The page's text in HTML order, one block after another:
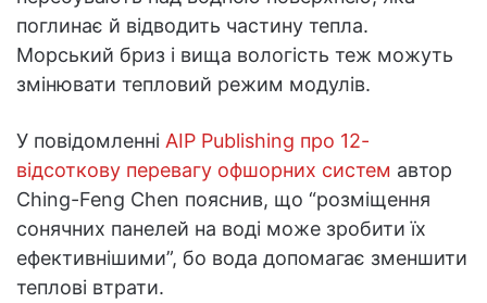
поглинає й відводить частину тепла.
Морський бриз і вища вологість теж можуть
змінювати тепловий режим модулів.
У повідомленні AIP Publishing про 12-
відсоткову перевагу офшорних систем автор
Ching-Feng Chen пояснив, що “розміщення
сонячних панелей на воді може зробити їх
ефективнішими”, бо вода допомагає зменшити
теплові втрати.